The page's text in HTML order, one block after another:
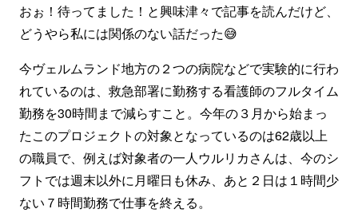
おぉ！待ってました！と興味津々で記事を読んだけど、
どうやら私には関係のない話だった😅
今ヴェルムランド地方の２つの病院などで実験的に行わ
れているのは、救急部署に勤務する看護師のフルタイム
勤務を30時間まで減らすこと。今年の３月から始まっ
たこのプロジェクトの対象となっているのは62歳以上
の職員で、例えば対象者の一人ウルリカさんは、今のシ
フトでは週末以外に月曜日も休み、あと２日は１時間少
ない７時間勤務で仕事を終える。